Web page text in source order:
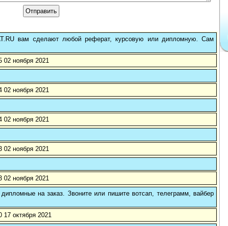
вам сделают любой реферат, курсовую или дипломную. Сам
02 ноября 2021
02 ноября 2021
02 ноября 2021
02 ноября 2021
02 ноября 2021
на заказ. Звоните или пишите вотсап, телеграмм, вайбер
17 октября 2021